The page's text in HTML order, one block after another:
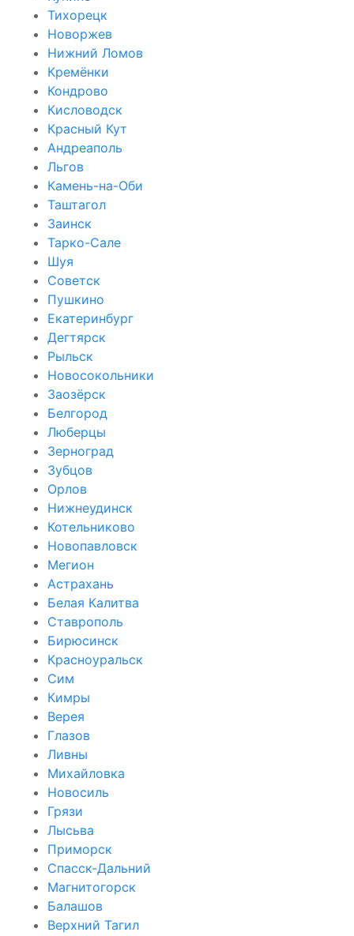
Тихорецк
Новоржев
Нижний Ломов
Кремёнки
Кондрово
Кисловодск
Красный Кут
Андреаполь
Льгов
Камень-на-Оби
Таштагол
Заинск
Тарко-Сале
Шуя
Советск
Пушкино
Екатеринбург
Дегтярск
Рыльск
Новосокольники
Заозёрск
Белгород
Люберцы
Зерноград
Зубцов
Орлов
Нижнеудинск
Котельниково
Новопавловск
Мегион
Астрахань
Белая Калитва
Ставрополь
Бирюсинск
Красноуральск
Сим
Кимры
Верея
Глазов
Ливны
Михайловка
Новосиль
Грязи
Лысьва
Приморск
Спасск-Дальний
Магнитогорск
Балашов
Верхний Тагил